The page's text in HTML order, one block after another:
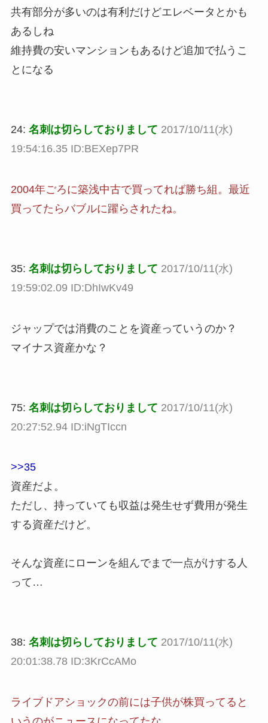
共有部分が多いのは有利だけどエレベータとかも
あるしね
維持費の安いマンションもあるけど追加で払うこ
とになる
24: 名刺は切らしておりまして 2017/10/11(水)
19:54:16.35 ID:BEXep7PR
2004年ごろに築浅中古で買ってれば勝ち組。最近
買ってたらバブルに躍らされたね。
35: 名刺は切らしておりまして 2017/10/11(水)
19:59:02.09 ID:DhIwKv49
ジャップでは消費のことを資産っていうのか？
マイナス資産かな？
75: 名刺は切らしておりまして 2017/10/11(水)
20:27:52.94 ID:iNgTIccn
>>35
資産だよ。
ただし、持っていても収益は発生せず費用が発生
する資産だけど。
そんな資産にローンを組んでまで一点がけする人
って…
38: 名刺は切らしておりまして 2017/10/11(水)
20:01:38.78 ID:3KrCcAMo
ライブドアショックの前には子供が株買ってると